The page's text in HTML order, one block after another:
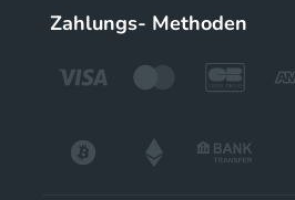
Zahlungs- Methoden